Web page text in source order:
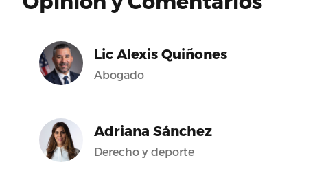
Lic Alexis Quiñones
Abogado
Adriana Sánchez
Derecho y deporte